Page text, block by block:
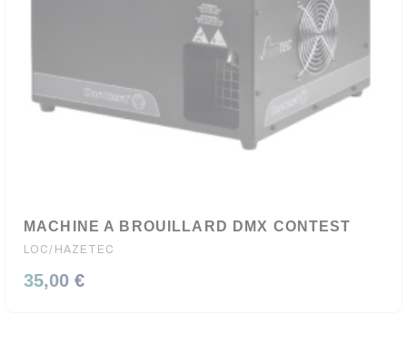
MACHINE A BROUILLARD DMX CONTEST
LOC/HAZETEC
35,00 €